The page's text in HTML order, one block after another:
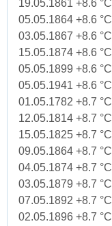
19.05.1861 +8.6 °C
05.05.1864 +8.6 °C
03.05.1867 +8.6 °C
15.05.1874 +8.6 °C
05.05.1899 +8.6 °C
05.05.1941 +8.6 °C
01.05.1782 +8.7 °C
12.05.1814 +8.7 °C
15.05.1825 +8.7 °C
09.05.1864 +8.7 °C
04.05.1874 +8.7 °C
03.05.1879 +8.7 °C
07.05.1892 +8.7 °C
02.05.1896 +8.7 °C